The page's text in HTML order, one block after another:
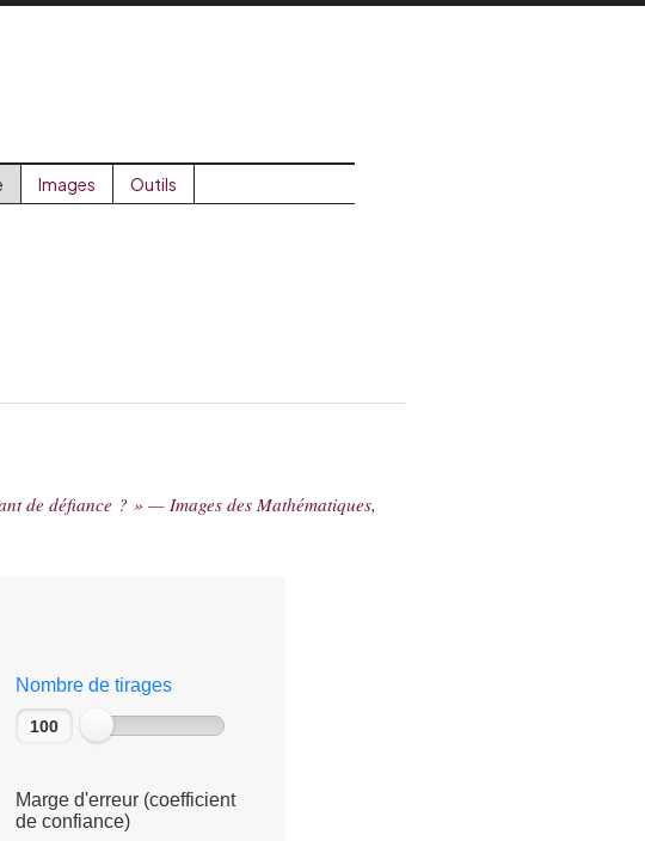
Images Outils
de défiance ? » — Images des Mathématiques,